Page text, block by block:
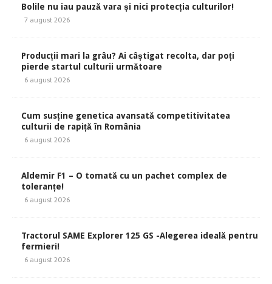
Bolile nu iau pauză vara și nici protecția culturilor!
7 august 2026
Producții mari la grâu? Ai câștigat recolta, dar poți
pierde startul culturii următoare
6 august 2026
Cum susține genetica avansată competitivitatea
culturii de rapiță în România
6 august 2026
Aldemir F1 – O tomată cu un pachet complex de
toleranțe!
6 august 2026
Tractorul SAME Explorer 125 GS -Alegerea ideală pentru
fermieri!
6 august 2026